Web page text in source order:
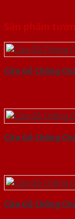
Sản phẩm
Cửa Gỗ Chống
Cửa Gỗ Chống
Cửa Gỗ Chống